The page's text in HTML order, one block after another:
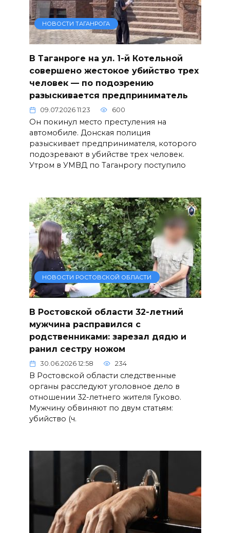
НОВОСТИ ТАГАНРОГА
В Таганроге на ул. 1-й Котельной
совершено жестокое убийство трех
человек — по подозрению
разыскивается предприниматель
09.07.2026 11:23 600
Он покинул место престуления на
автомобиле. Донская полиция
разыскивает предпринимателя, которого
подозревают в убийстве трех человек.
Утром в УМВД по Таганрогу поступило
НОВОСТИ РОСТОВСКОЙ ОБЛАСТИ
В Ростовской области 32-летний
мужчина расправился с
родственниками: зарезал дядю и
ранил сестру ножом
30.06.2026 12:58 234
В Ростовской области следственные
органы расследуют уголовное дело в
отношении 32-летнего жителя Гуково.
Мужчину обвиняют по двум статьям:
убийство (ч.